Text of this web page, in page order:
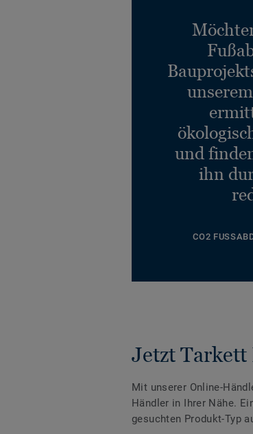
und
ihn
CO2
Jetzt
Mit unserer Online-
Händler in Ihrer Nähe.
gesuchten Produkt-Typ